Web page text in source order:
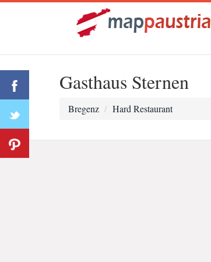
Gasthaus Sternen
Bregenz Hard Restaurant